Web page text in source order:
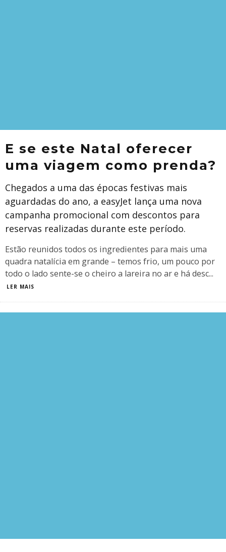
E se este Natal oferecer
uma viagem como prenda?
Chegados a uma das épocas festivas mais
aguardadas do ano, a easyJet lança uma nova
campanha promocional com descontos para
reservas realizadas durante este período.
Estão reunidos todos os ingredientes para mais uma
quadra natalícia em grande – temos frio, um pouco por
todo o lado sente-se o cheiro a lareira no ar e há desc...
LER MAIS